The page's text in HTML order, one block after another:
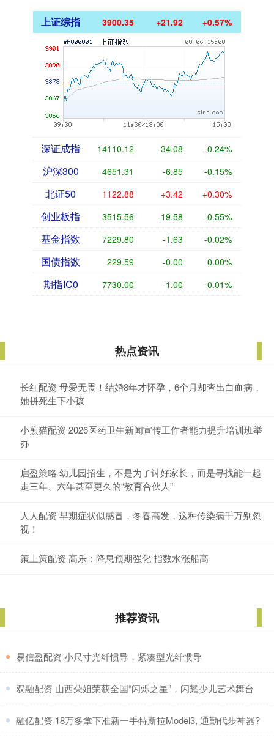
上证综指 3900.35 +21.92 +0.57%
深证成指 14110.12 -34.08 -0.24%
沪深300 4651.31 -6.85 -0.15%
北证50 1122.88 +3.42 +0.30%
创业板指 3515.56 -19.58 -0.55%
基金指数 7229.80 -1.63 -0.02%
国债指数 229.59 -0.00 0.00%
期指IC0 7730.00 -1.00 -0.01%
热点资讯
长红配资 母爱无畏！结婚8年才怀孕，6个月却查出白血病，
她拼死生下小孩
小煎猫配资 2026医药卫生新闻宣传工作者能力提升培训班举
办
启盈策略 幼儿园招生，不是为了讨好家长，而是寻找能一起
走三年、六年甚至更久的“教育合伙人”
人人配资 早期症状似感冒，冬春高发，这种传染病千万别忽
视！
策上策配资 高乐：降息预期强化 指数水涨船高
推荐资讯
​易信盈配资 小尺寸光纤惯导，紧凑型光纤惯导
​双融配资 山西朵姐荣获全国“闪烁之星”，闪耀少儿艺术舞台
​融亿配资 18万多拿下准新一手特斯拉Model3, 通勤代步神器?